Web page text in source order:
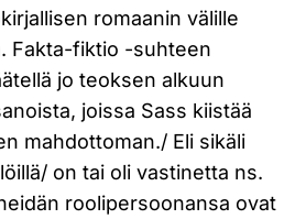
romaanin välille
Fakta-fiktio -suhteen
jo teoksen alkuun
joissa Sass kiistää
mahdottoman./ Eli sikäli
on tai oli vastinetta ns.
roolipersoonansa ovat